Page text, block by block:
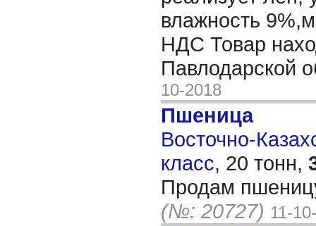
влажность
НДС Товар
Павлодарской
10-2018
Пшеница
Восточно-
класс, 20 тонн,
Продам
(№: 20727) 11-